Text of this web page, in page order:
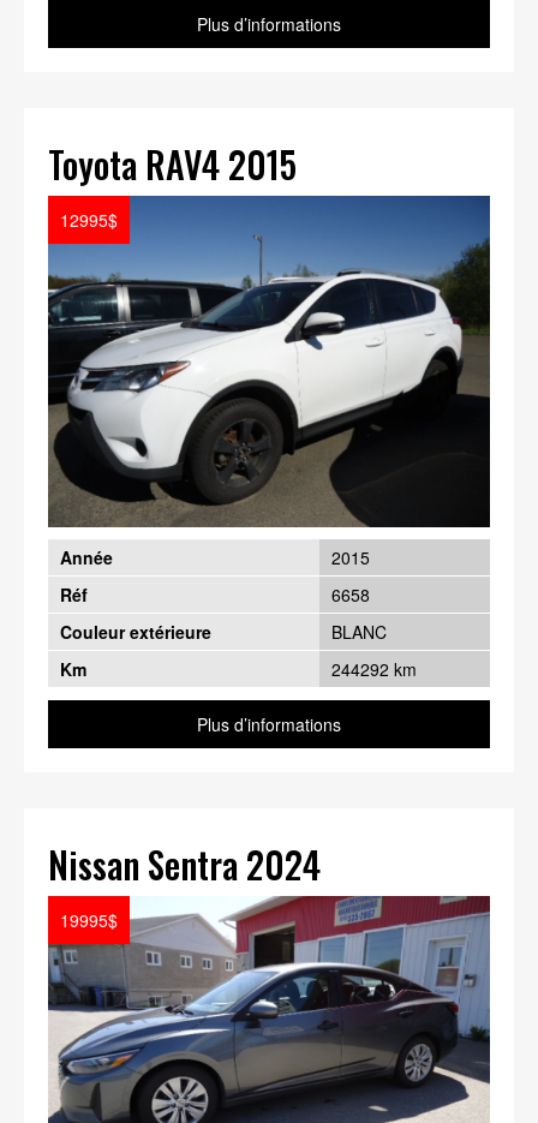
Plus d’informations
Toyota RAV4 2015
12995$
Année
2015
Réf
6658
Couleur extérieure
BLANC
Km
244292 km
Plus d’informations
Nissan Sentra 2024
19995$